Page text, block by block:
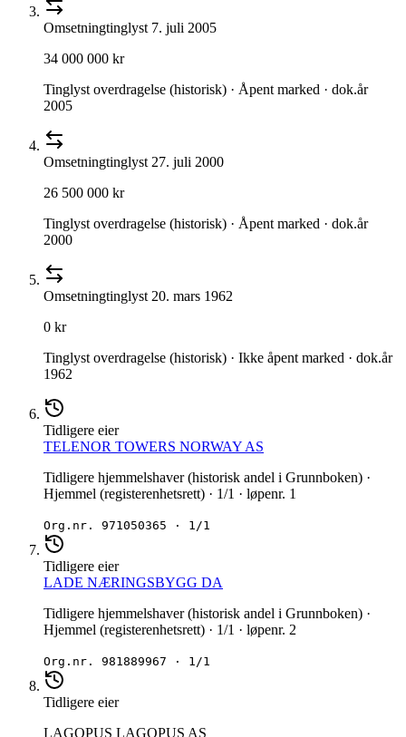
Omsetningtinglyst 7. juli 2005
34 000 000 kr
Tinglyst overdragelse (historisk) · Åpent marked · dok.år
2005
Omsetningtinglyst 27. juli 2000
26 500 000 kr
Tinglyst overdragelse (historisk) · Åpent marked · dok.år
2000
Omsetningtinglyst 20. mars 1962
0 kr
Tinglyst overdragelse (historisk) · Ikke åpent marked · dok.år
1962
Tidligere eier
TELENOR TOWERS NORWAY AS
Tidligere hjemmelshaver (historisk andel i Grunnboken) ·
Hjemmel (registerenhetsrett) · 1/1 · løpenr. 1
Org.nr. 971050365 · 1/1
Tidligere eier
LADE NÆRINGSBYGG DA
Tidligere hjemmelshaver (historisk andel i Grunnboken) ·
Hjemmel (registerenhetsrett) · 1/1 · løpenr. 2
Org.nr. 981889967 · 1/1
Tidligere eier
LAGOPUS LAGOPUS AS